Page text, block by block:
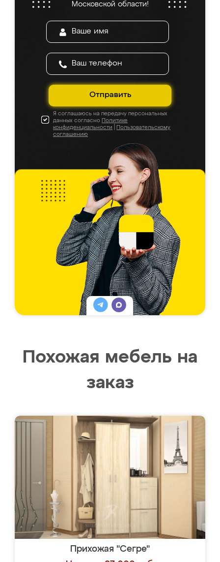
Московской области!
Отправить
Я соглашаюсь на передачу персональных
данных согласно Политике
конфиденциальности
Пользовательскому
соглашению
Похожая мебель на
заказ
Прихожая "Сегре"